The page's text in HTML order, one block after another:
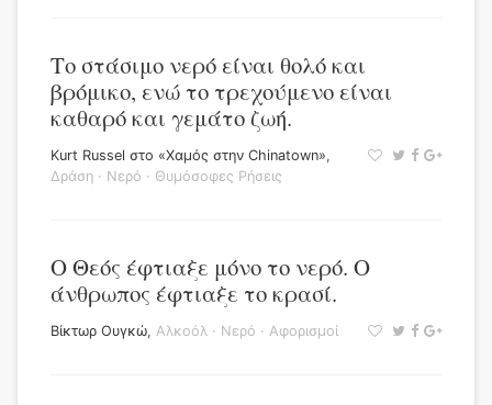
Το στάσιμο νερό είναι θολό και
βρόμικο, ενώ το τρεχούμενο είναι
καθαρό και γεμάτο ζωή.
Kurt Russel στο «Χαμός στην Chinatown»,
Δράση · Νερό · Θυμόσοφες Ρήσεις
Ο Θεός έφτιαξε μόνο το νερό. Ο
άνθρωπος έφτιαξε το κρασί.
Βίκτωρ Ουγκώ, Αλκοόλ · Νερό · Αφορισμοί